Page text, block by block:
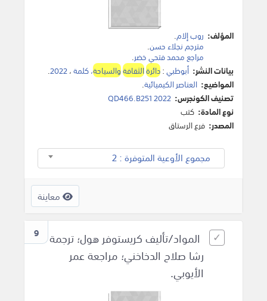
المؤلف: روب إلام.
مترجم نجلاء حسن.
مراجع محمد فتحي خضر.
بيانات النشر: أبوظبي:دائرةالثقافةوالسياحة، كلمة،2022
.
المواضيع: العناصر الكيميائية.
تصنيف الكونجرس: QD466.B251 2022
نوع المادة: كتب
المصدر: فرع الرستاق
مجموع الأوعية المتوفرة : 2
معاينة
9
المواد/تأليف كريستوفر هول؛ ترجمة
رشا صلاح الدخاخني؛ مراجعة عمر
الأيوبي.